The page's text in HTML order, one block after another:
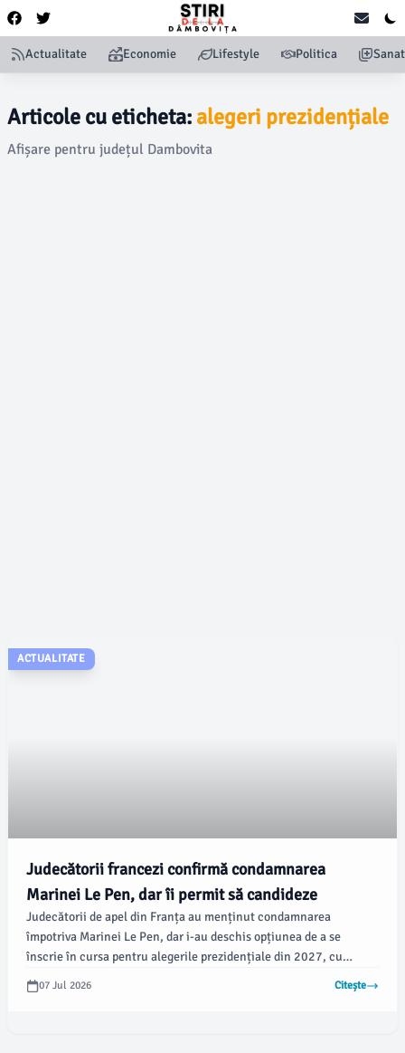
Actualitate Economie Lifestyle Politica
Articole cu eticheta: alegeri prezidențiale
Afișare pentru județul Dambovita
ACTUALITATE
Judecătorii francezi confirmă condamnarea
Marinei Le Pen, dar îi permit să candideze
Judecătorii de apel din Franța au menținut condamnarea
împotriva Marinei Le Pen, dar i-au deschis opțiunea de a se
înscrie în cursa pentru alegerile prezidențiale din 2027, cu
condiția să poarte o brățară electronică. Le Pen a negat inițial
dorința de a participa la campanie în aceste condiții, explicând că
07 Jul 2026 Citește